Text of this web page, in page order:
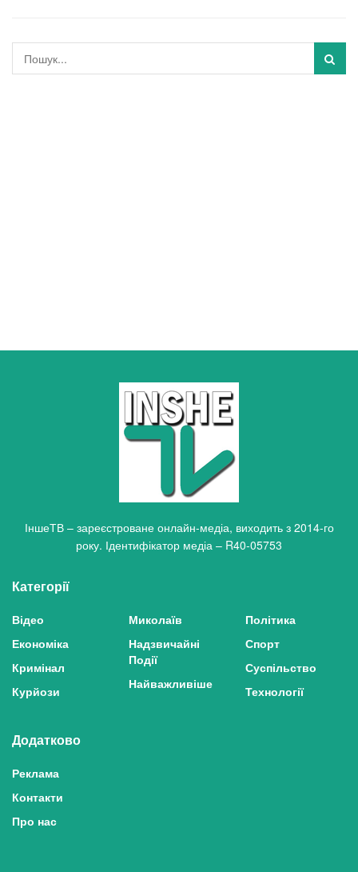
ІншеТВ – зареєстроване онлайн-медіа, виходить з 2014-го
року. Ідентифікатор медіа – R40-05753
Категорії
Відео
Економіка
Кримінал
Курйози
Миколаїв
Надзвичайні
Події
Найважливіше
Політика
Спорт
Суспільство
Технології
Додатково
Реклама
Контакти
Про нас